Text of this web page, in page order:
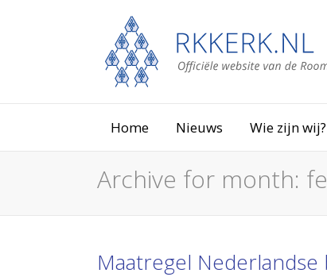
Home Nieuws Wie zijn wij?
Archive for month:
Maatregel